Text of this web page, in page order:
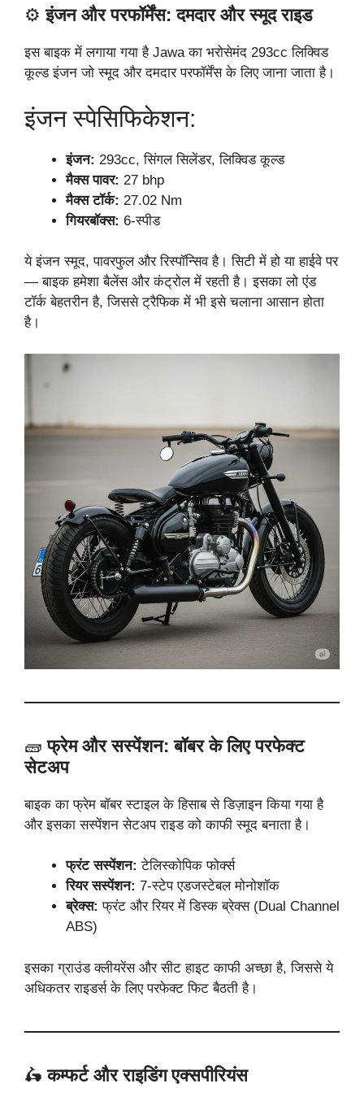
⚙️इंजन और परफॉर्मेंस: दमदार और स्मूद राइड
इस बाइक में लगाया गया है Jawa का भरोसेमंद 293cc लिक्विड
कूल्ड इंजन जो स्मूद और दमदार परफॉर्मेंस के लिए जाना जाता है।
इंजन स्पेसिफिकेशन:
इंजन: 293cc, सिंगल सिलेंडर, लिक्विड कूल्ड
मैक्स पावर: 27 bhp
मैक्स टॉर्क: 27.02 Nm
गियरबॉक्स: 6-स्पीड
ये इंजन स्मूद, पावरफुल और रिस्पॉन्सिव है। सिटी में हो या हाईवे पर
— बाइक हमेशा बैलेंस और कंट्रोल में रहती है। इसका लो एंड
टॉर्क बेहतरीन है, जिससे ट्रैफिक में भी इसे चलाना आसान होता
है।
🧱फ्रेम और सस्पेंशन: बॉबर के लिए परफेक्ट
सेटअप
बाइक का फ्रेम बॉबर स्टाइल के हिसाब से डिज़ाइन किया गया है
और इसका सस्पेंशन सेटअप राइड को काफी स्मूद बनाता है।
फ्रंट सस्पेंशन: टेलिस्कोपिक फोर्क्स
रियर सस्पेंशन: 7-स्टेप एडजस्टेबल मोनोशॉक
ब्रेक्स: फ्रंट और रियर में डिस्क ब्रेक्स (Dual Channel
ABS)
इसका ग्राउंड क्लीयरेंस और सीट हाइट काफी अच्छा है, जिससे ये
अधिकतर राइडर्स के लिए परफेक्ट फिट बैठती है।
🛵कम्फर्ट और राइडिंग एक्सपीरियंस